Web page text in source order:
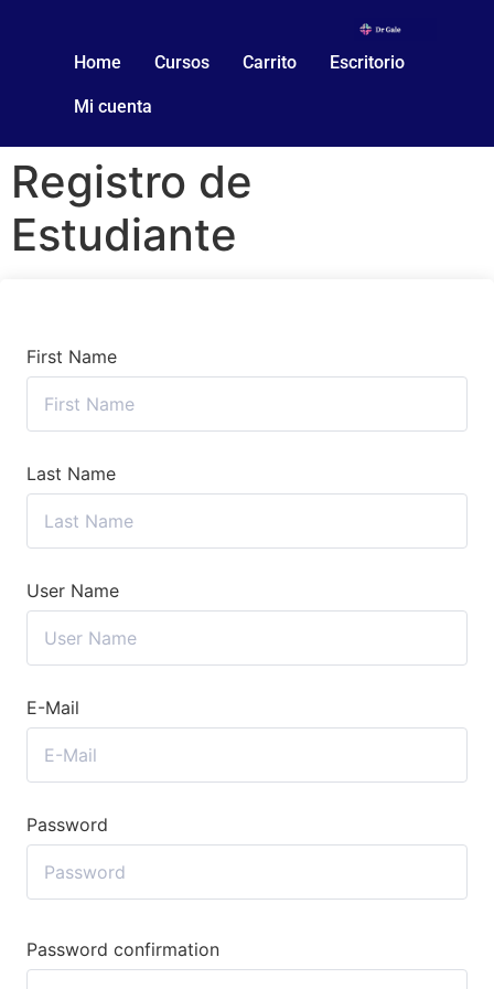
Home Cursos Carrito Escritorio
Mi cuenta
Registro de
Estudiante
First Name
Last Name
User Name
E-Mail
Password
Password confirmation